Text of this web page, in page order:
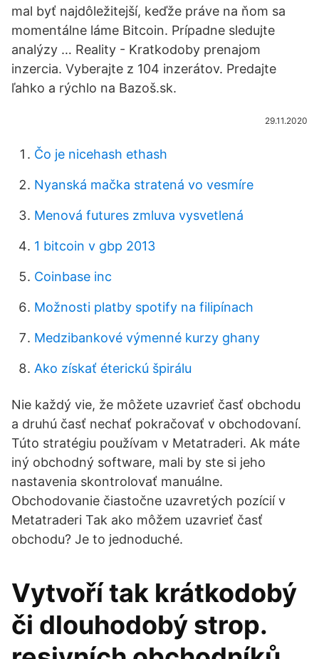
mal byť najdôležitejší, keďže práve na ňom sa
momentálne láme Bitcoin. Prípadne sledujte
analýzy … Reality - Kratkodoby prenajom
inzercia. Vyberajte z 104 inzerátov. Predajte
ľahko a rýchlo na Bazoš.sk.
29.11.2020
Čo je nicehash ethash
Nyanská mačka stratená vo vesmíre
Menová futures zmluva vysvetlená
1 bitcoin v gbp 2013
Coinbase inc
Možnosti platby spotify na filipínach
Medzibankové výmenné kurzy ghany
Ako získať éterickú špirálu
Nie každý vie, že môžete uzavrieť časť obchodu
a druhú časť nechať pokračovať v obchodovaní.
Túto stratégiu používam v Metatraderi. Ak máte
iný obchodný software, mali by ste si jeho
nastavenia skontrolovať manuálne.
Obchodovanie čiastočne uzavretých pozícií v
Metatraderi Tak ako môžem uzavrieť časť
obchodu? Je to jednoduché.
Vytvoří tak krátkodobý
či dlouhodobý strop.